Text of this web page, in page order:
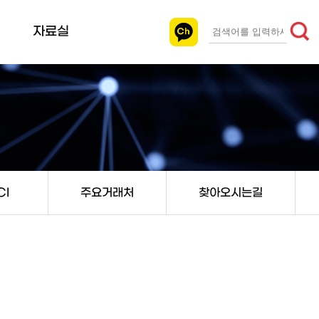
자료실
카탈로그
인증서
사양승인원
주요거래처 찾아오시는길